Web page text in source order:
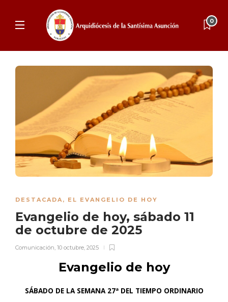
0
DESTACADA, EL EVANGELIO DE HOY
Evangelio de hoy, sábado 11
de octubre de 2025
Comunicación, 10 octubre, 2025
Evangelio de hoy
SÁBADO DE LA SEMANA 27ª DEL TIEMPO ORDINARIO